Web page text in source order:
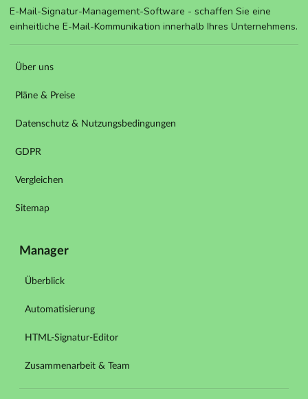
E-Mail-Signatur-Management-Software - schaffen Sie eine
einheitliche E-Mail-Kommunikation innerhalb Ihres Unternehmens.
Über uns
Pläne & Preise
Datenschutz & Nutzungsbedingungen
GDPR
Vergleichen
Sitemap
Manager
Überblick
Automatisierung
HTML-Signatur-Editor
Zusammenarbeit & Team